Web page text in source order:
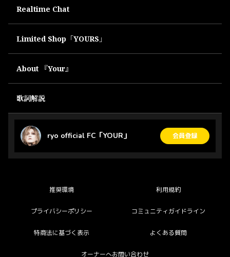
Realtime Chat
Limited Shop「YOURS」
About 『Your』
歌詞解説
ryo official FC「YOUR」 会員登録
推奨環境 利用規約
プライバシーポリシー コミュニティガイドライン
特商法に基づく表示 よくある質問
オーナーへお問い合わせ